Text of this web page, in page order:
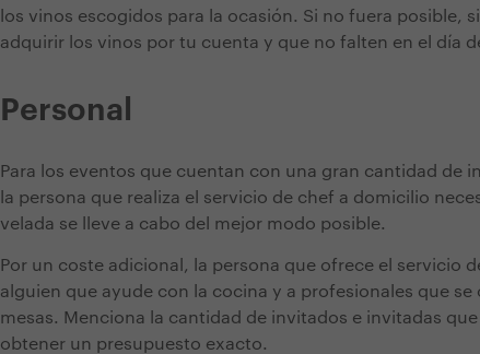
los vinos escogidos para la ocasión. Si no fuera posible,
adquirir los vinos por tu cuenta y que no falten en el día
Personal
Para los eventos que cuentan con una gran cantidad de
la persona que realiza el servicio de chef a domicilio
velada se lleve a cabo del mejor modo posible.
Por un coste adicional, la persona que ofrece el servicio
alguien que ayude con la cocina y a profesionales que
mesas. Menciona la cantidad de invitados e invitadas
obtener un presupuesto exacto.